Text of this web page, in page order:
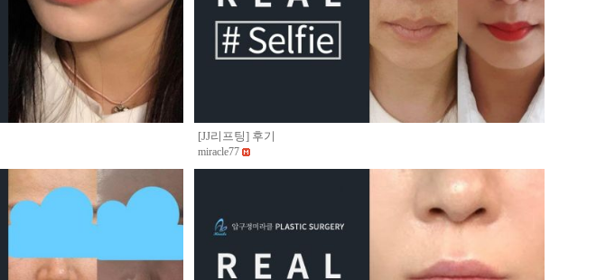
[JJ리프팅] 후기
miracle77